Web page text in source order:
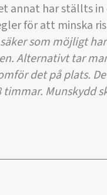
annat har ställts
för att minska
som möjligt
Alternativt tar
det på plats.
timmar. Munskydd